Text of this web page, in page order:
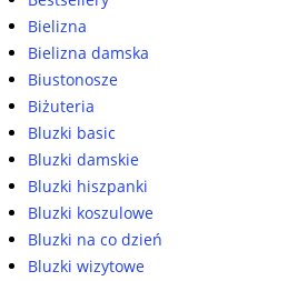
Bielizna
Bielizna damska
Biustonosze
Biżuteria
Bluzki basic
Bluzki damskie
Bluzki hiszpanki
Bluzki koszulowe
Bluzki na co dzień
Bluzki wizytowe